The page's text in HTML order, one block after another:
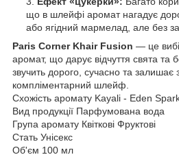
що в шлейфі аромат нагадує
або ягідний мармелад, але без
Paris Corner Khair Fusion — це
аромат, що дарує відчуття свята та
звучить дорого, сучасно та залишає
компліментарний шлейф.
Схожість аромату Kayali - Eden
Вид продукції Парфумована вода
Група аромату Квіткові Фруктові
Стать Унісекс
Об'єм 100 мл